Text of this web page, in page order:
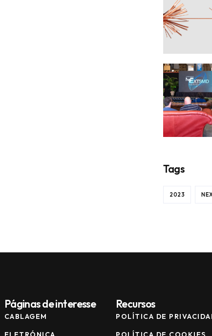
Tags
2023
Páginas de interesse
CABLAGEM
Recursos
POLÍTICA DE